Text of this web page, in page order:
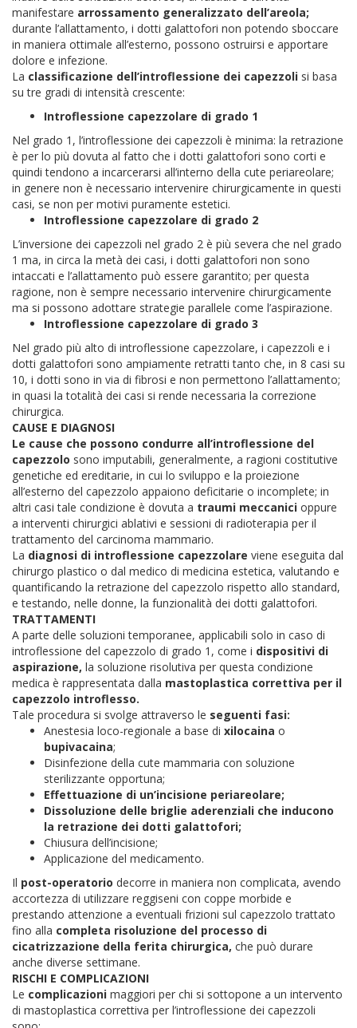
manifestare arrossamento generalizzato dell’areola;
durante l’allattamento, i dotti galattofori non potendo sboccare
in maniera ottimale all’esterno, possono ostruirsi e apportare
dolore e infezione.
La classificazione dell’introflessione dei capezzoli si basa
su tre gradi di intensità crescente:
Introflessione capezzolare di grado 1
Nel grado 1, l’introflessione dei capezzoli è minima: la retrazione
è per lo più dovuta al fatto che i dotti galattofori sono corti e
quindi tendono a incarcerarsi all’interno della cute periareolare;
in genere non è necessario intervenire chirurgicamente in questi
casi, se non per motivi puramente estetici.
Introflessione capezzolare di grado 2
L’inversione dei capezzoli nel grado 2 è più severa che nel grado
1 ma, in circa la metà dei casi, i dotti galattofori non sono
intaccati e l’allattamento può essere garantito; per questa
ragione, non è sempre necessario intervenire chirurgicamente
ma si possono adottare strategie parallele come l’aspirazione.
Introflessione capezzolare di grado 3
Nel grado più alto di introflessione capezzolare, i capezzoli e i
dotti galattofori sono ampiamente retratti tanto che, in 8 casi su
10, i dotti sono in via di fibrosi e non permettono l’allattamento;
in quasi la totalità dei casi si rende necessaria la correzione
chirurgica.
CAUSE E DIAGNOSI
Le cause che possono condurre all’introflessione del
capezzolo sono imputabili, generalmente, a ragioni costitutive
genetiche ed ereditarie, in cui lo sviluppo e la proiezione
all’esterno del capezzolo appaiono deficitarie o incomplete; in
altri casi tale condizione è dovuta a traumi meccanici oppure
a interventi chirurgici ablativi e sessioni di radioterapia per il
trattamento del carcinoma mammario.
La diagnosi di introflessione capezzolare viene eseguita dal
chirurgo plastico o dal medico di medicina estetica, valutando e
quantificando la retrazione del capezzolo rispetto allo standard,
e testando, nelle donne, la funzionalità dei dotti galattofori.
TRATTAMENTI
A parte delle soluzioni temporanee, applicabili solo in caso di
introflessione del capezzolo di grado 1, come i dispositivi di
aspirazione, la soluzione risolutiva per questa condizione
medica è rappresentata dalla mastoplastica correttiva per il
capezzolo introflesso.
Tale procedura si svolge attraverso le seguenti fasi:
Anestesia loco-regionale a base di xilocaina o
bupivacaina;
Disinfezione della cute mammaria con soluzione
sterilizzante opportuna;
Effettuazione di un’incisione periareolare;
Dissoluzione delle briglie aderenziali che inducono
la retrazione dei dotti galattofori;
Chiusura dell’incisione;
Applicazione del medicamento.
Il post-operatorio decorre in maniera non complicata, avendo
accortezza di utilizzare reggiseni con coppe morbide e
prestando attenzione a eventuali frizioni sul capezzolo trattato
fino alla completa risoluzione del processo di
cicatrizzazione della ferita chirurgica, che può durare
anche diverse settimane.
RISCHI E COMPLICAZIONI
Le complicazioni maggiori per chi si sottopone a un intervento
di mastoplastica correttiva per l’introflessione dei capezzoli